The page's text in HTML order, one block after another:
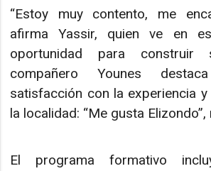
“Estoy muy contento, me
afirma Yassir, quien ve en
oportunidad para
compañero Younes
satisfacción con la experiencia
la localidad: “Me gusta Elizondo”,
El programa formativo